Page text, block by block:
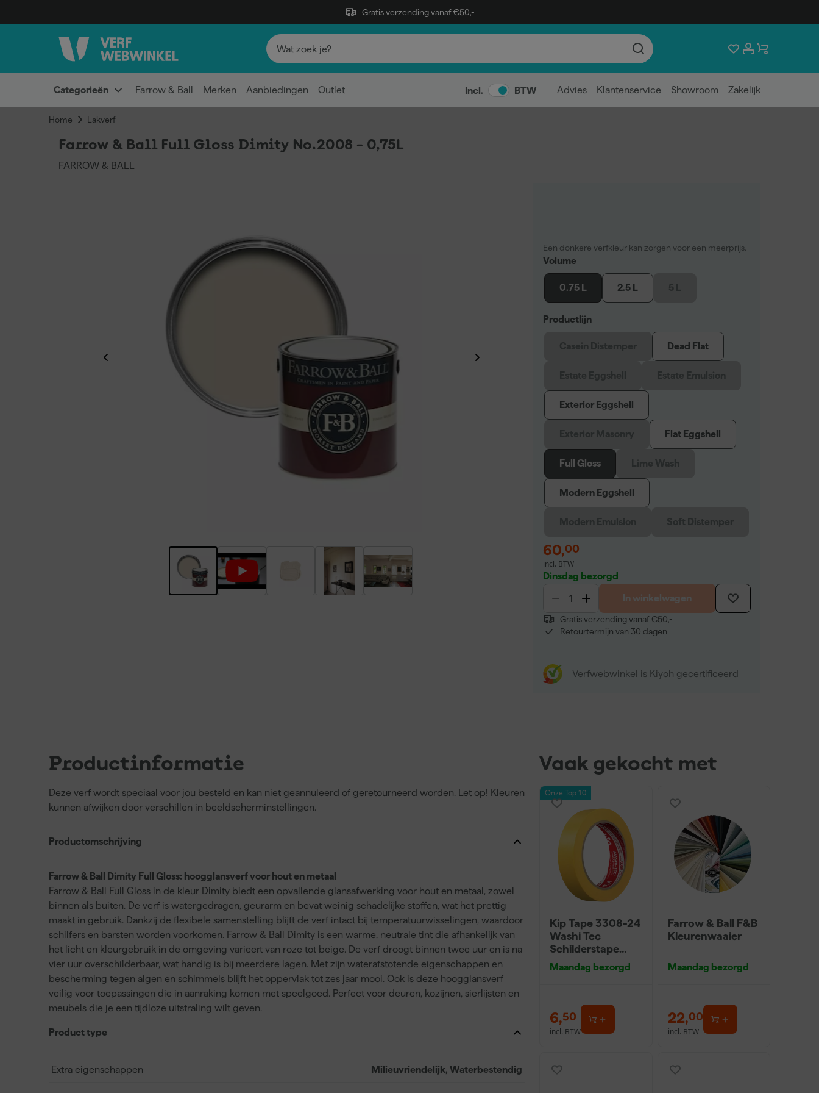
Gratis verzending vanaf €50,-
Categorieën Farrow & Ball Merken Aanbiedingen Outlet Incl. BTW Advies Klantenservice Showroom Zakelijk
Home Lakverf
Farrow & Ball Full Gloss Dimity No.2008 - 0,75L
FARROW & BALL
Een donkere verfkleur kan zorgen voor een meerprijs.
Volume
0.75 L 2.5 L
Productlijn
Dead Flat
Exterior Eggshell
Flat Eggshell
Full Gloss
Modern Eggshell
60,00
incl. BTW
Dinsdag bezorgd
In winkelwagen
Gratis verzending vanaf €50,-
Retourtermijn van 30 dagen
Verfwebwinkel is Kiyoh gecertificeerd
Productinformatie
Deze verf wordt speciaal voor jou besteld en kan niet geannuleerd of geretourneerd worden. Let op! Kleuren
kunnen afwijken door verschillen in beeldscherminstellingen.
Productomschrijving
Farrow & Ball Dimity Full Gloss: hoogglansverf voor hout en metaal
Farrow & Ball Full Gloss in de kleur Dimity biedt een opvallende glansafwerking voor hout en metaal, zowel
binnen als buiten. De verf is watergedragen, geurarm en bevat weinig schadelijke stoffen, wat het prettig
maakt in gebruik. Dankzij de flexibele samenstelling blijft de verf intact bij temperatuurwisselingen, waardoor
schilfers en barsten worden voorkomen. Farrow & Ball Dimity is een warme, neutrale tint die afhankelijk van
het licht en kleurgebruik in de omgeving varieert van roze tot beige. De verf droogt binnen twee uur en is na
vier uur overschilderbaar, wat handig is bij meerdere lagen. Met zijn waterafstotende eigenschappen en
bescherming tegen algen en schimmels blijft het oppervlak tot zes jaar mooi. Ook is deze hoogglansverf
veilig voor toepassingen die in aanraking komen met speelgoed. Perfect voor deuren, kozijnen, sierlijsten en
meubels die je een tijdloze uitstraling wilt geven.
Product type
Extra eigenschappen Milieuvriendelijk, Waterbestendig
Vaak gekocht met
Onze Top 10
Kip Tape 3308-24
Washi Tec
Schilderstape
Gold - 24mm x
50m
Maandag bezorgd
6,50
incl. BTW
Farrow & Ball F&B
Kleurenwaaier
Maandag bezorgd
22,00
incl. BTW